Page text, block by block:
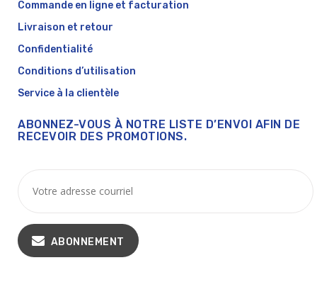
Commande en ligne et facturation
Livraison et retour
Confidentialité
Conditions d’utilisation
Service à la clientèle
ABONNEZ-VOUS À NOTRE LISTE D’ENVOI AFIN DE
RECEVOIR DES PROMOTIONS.
ABONNEMENT